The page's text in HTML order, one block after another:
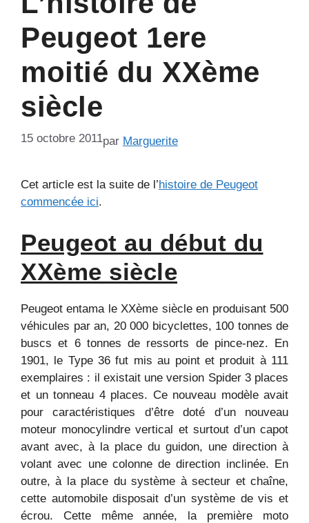
Peugeot 1ere
moitié du XXème
siècle
15 octobre 2011par Marguerite
Cet article est la suite de l’histoire de Peugeot
commencée ici.
Peugeot au début du
XXème siècle
Peugeot entama le XXème siècle en produisant 500
véhicules par an, 20 000 bicyclettes, 100 tonnes de
buscs et 6 tonnes de ressorts de pince-nez. En
1901, le Type 36 fut mis au point et produit à 111
exemplaires : il existait une version Spider 3 places
et un tonneau 4 places. Ce nouveau modèle avait
pour caractéristiques d’être doté d’un nouveau
moteur monocylindre vertical et surtout d’un capot
avant avec, à la place du guidon, une direction à
volant avec une colonne de direction inclinée. En
outre, à la place du système à secteur et chaîne,
cette automobile disposait d’un système de vis et
écrou. Cette même année, la première moto